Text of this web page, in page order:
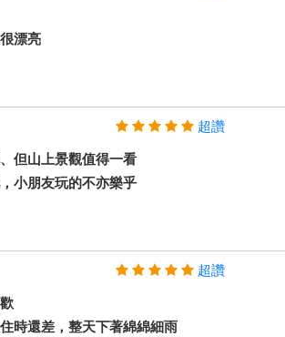
漂亮
超讚
但山上景觀值得一看
小朋友玩的不亦樂乎
超讚
時還差，整天下著綿綿細雨